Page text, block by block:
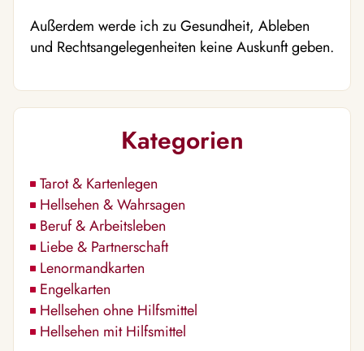
Außerdem werde ich zu Gesundheit, Ableben
und Rechtsangelegenheiten keine Auskunft geben.
Kategorien
Tarot & Kartenlegen
Hellsehen & Wahrsagen
Beruf & Arbeitsleben
Liebe & Partnerschaft
Lenormandkarten
Engelkarten
Hellsehen ohne Hilfsmittel
Hellsehen mit Hilfsmittel